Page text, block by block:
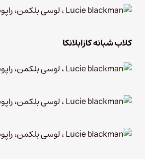
کلاب شبانه کازابلانکا